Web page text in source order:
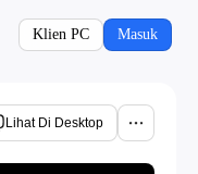
Klien PC Masuk
Lihat Di Desktop